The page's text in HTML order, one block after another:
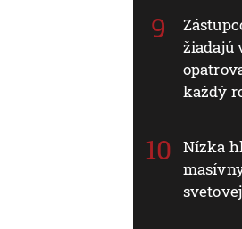
žiadajú
každý
Nízka